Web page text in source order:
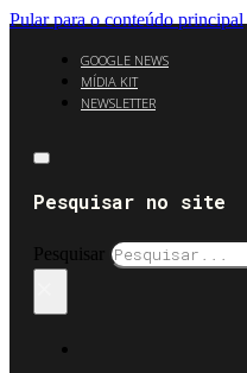
Pular para o conteúdo principal
GOOGLE NEWS
MÍDIA KIT
NEWSLETTER
Pesquisar no site
Pesquisar